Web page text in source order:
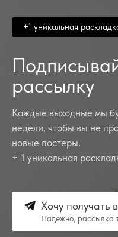
+1 уникальная
рассылку
Каждые выходные мы
недели, чтобы вы не
новые постеры.
+ 1 уникальная
Хочу получать
Надежно, рассылка